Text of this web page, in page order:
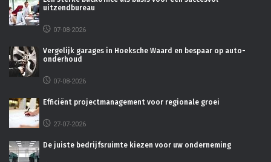
uitzendbureau
07-08-2026
Vergelijk garages in Hoeksche Waard en bespaar op auto-
onderhoud
07-08-2026
Efficiënt projectmanagement voor regionale groei
27-07-2026
De juiste bedrijfsruimte kiezen voor uw onderneming